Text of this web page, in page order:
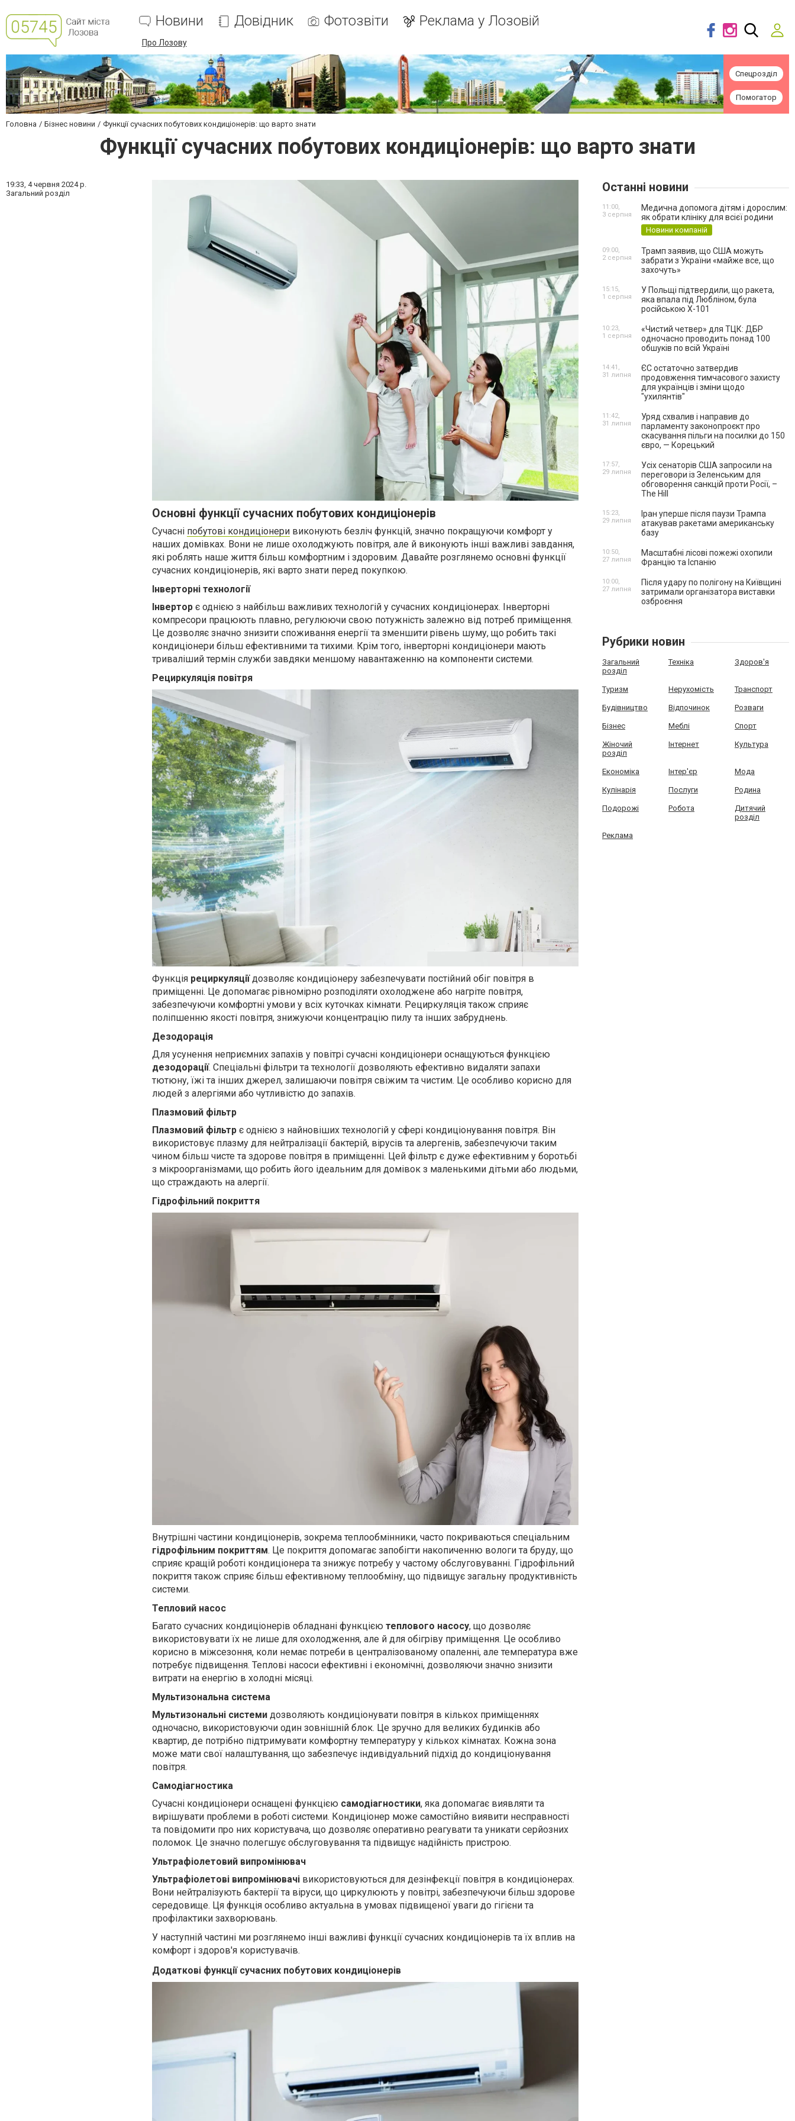
Новини Довідник Фотозвіти Реклама у Лозовій
Про Лозову
Спецрозділ
Помогатор
Головна Бізнес новини Функції сучасних побутових кондиціонерів: що варто знати
Функції сучасних побутових кондиціонерів: що варто знати
19:33, 4 червня 2024 р.
Загальний розділ
Основні функції сучасних побутових кондиціонерів
Сучасні побутові кондиціонери виконують безліч функцій, значно покращуючи комфорт у
наших домівках. Вони не лише охолоджують повітря, але й виконують інші важливі завдання,
які роблять наше життя більш комфортним і здоровим. Давайте розглянемо основні функції
сучасних кондиціонерів, які варто знати перед покупкою.
Інверторні технології
Інвертор є однією з найбільш важливих технологій у сучасних кондиціонерах. Інверторні
компресори працюють плавно, регулюючи свою потужність залежно від потреб приміщення.
Це дозволяє значно знизити споживання енергії та зменшити рівень шуму, що робить такі
кондиціонери більш ефективними та тихими. Крім того, інверторні кондиціонери мають
триваліший термін служби завдяки меншому навантаженню на компоненти системи.
Рециркуляція повітря
Функція рециркуляціїдозволяє кондиціонеру забезпечувати постійний обіг повітря в
приміщенні. Це допомагає рівномірно розподіляти охолоджене або нагріте повітря,
забезпечуючи комфортні умови у всіх куточках кімнати. Рециркуляція також сприяє
поліпшенню якості повітря, знижуючи концентрацію пилу та інших забруднень.
Дезодорація
Для усунення неприємних запахів у повітрі сучасні кондиціонери оснащуються функцією
дезодорації. Спеціальні фільтри та технології дозволяють ефективно видаляти запахи
тютюну, їжі та інших джерел, залишаючи повітря свіжим та чистим. Це особливо корисно для
людей з алергіями або чутливістю до запахів.
Плазмовий фільтр
Плазмовий фільтр є однією з найновіших технологій у сфері кондиціонування повітря. Він
використовує плазму для нейтралізації бактерій, вірусів та алергенів, забезпечуючи таким
чином більш чисте та здорове повітря в приміщенні. Цей фільтр є дуже ефективним у боротьбі
з мікроорганізмами, що робить його ідеальним для домівок з маленькими дітьми або людьми,
що страждають на алергії.
Гідрофільний покриття
Внутрішні частини кондиціонерів, зокрема теплообмінники, часто покриваються спеціальним
гідрофільним покриттям. Це покриття допомагає запобігти накопиченню вологи та бруду, що
сприяє кращій роботі кондиціонера та знижує потребу у частому обслуговуванні. Гідрофільний
покриття також сприяє більш ефективному теплообміну, що підвищує загальну продуктивність
системи.
Тепловий насос
Багато сучасних кондиціонерів обладнані функцією теплового насосу, що дозволяє
використовувати їх не лише для охолодження, але й для обігріву приміщення. Це особливо
корисно в міжсезоння, коли немає потреби в централізованому опаленні, але температура вже
потребує підвищення. Теплові насоси ефективні і економічні, дозволяючи значно знизити
витрати на енергію в холодні місяці.
Мультизональна система
Мультизональні системи дозволяють кондиціонувати повітря в кількох приміщеннях
одночасно, використовуючи один зовнішній блок. Це зручно для великих будинків або
квартир, де потрібно підтримувати комфортну температуру у кількох кімнатах. Кожна зона
може мати свої налаштування, що забезпечує індивідуальний підхід до кондиціонування
повітря.
Самодіагностика
Сучасні кондиціонери оснащені функцією самодіагностики, яка допомагає виявляти та
вирішувати проблеми в роботі системи. Кондиціонер може самостійно виявити несправності
та повідомити про них користувача, що дозволяє оперативно реагувати та уникати серйозних
поломок. Це значно полегшує обслуговування та підвищує надійність пристрою.
Ультрафіолетовий випромінювач
Ультрафіолетові випромінювачі використовуються для дезінфекції повітря в кондиціонерах.
Вони нейтралізують бактерії та віруси, що циркулюють у повітрі, забезпечуючи більш здорове
середовище. Ця функція особливо актуальна в умовах підвищеної уваги до гігієни та
профілактики захворювань.
У наступній частині ми розглянемо інші важливі функції сучасних кондиціонерів та їх вплив на
комфорт і здоров'я користувачів.
Додаткові функції сучасних побутових кондиціонерів
Останні новини
Медична допомога дітям і дорослим:
як обрати клініку для всієї родини
Новини компаній
11:00,
3 серпня
Трамп заявив, що США можуть
забрати з України «майже все, що
захочуть»
09:00,
2 серпня
У Польщі підтвердили, що ракета,
яка впала під Любліном, була
російською Х-101
15:15,
1 серпня
«Чистий четвер» для ТЦК: ДБР
одночасно проводить понад 100
обшуків по всій Україні
10:23,
1 серпня
ЄС остаточно затвердив
продовження тимчасового захисту
для українців і зміни щодо
"ухилянтів"
14:41,
31 липня
Уряд схвалив і направив до
парламенту законопроєкт про
скасування пільги на посилки до 150
євро, — Корецький
11:42,
31 липня
Усіх сенаторів США запросили на
переговори із Зеленським для
обговорення санкцій проти Росії, –
The Hill
17:57,
29 липня
Іран уперше після паузи Трампа
атакував ракетами американську
базу
15:23,
29 липня
Масштабні лісові пожежі охопили
Францію та Іспанію
10:50,
27 липня
Після удару по полігону на Київщині
затримали організатора виставки
озброєння
10:00,
27 липня
Рубрики новин
Загальний
розділ
Техніка Здоров'я
Туризм Нерухомість Транспорт
Будівництво Відпочинок Розваги
Бізнес Меблі Спорт
Жіночий
розділ
Інтернет Культура
Економіка Інтер'єр Мода
Кулінарія Послуги Родина
Подорожі Робота
Дитячий
розділ
Реклама